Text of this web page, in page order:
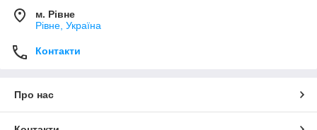
м. Рівне
Рівне, Україна
Контакти
Про нас